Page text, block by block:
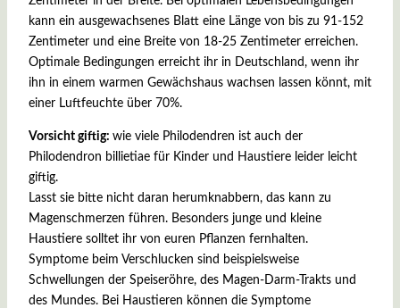
kann ein ausgewachsenes Blatt eine Länge von bis zu 91-152
Zentimeter und eine Breite von 18-25 Zentimeter erreichen.
Optimale Bedingungen erreicht ihr in Deutschland, wenn ihr
ihn in einem warmen Gewächshaus wachsen lassen könnt, mit
einer Luftfeuchte über 70%.
Vorsicht giftig: wie viele Philodendren ist auch der
Philodendron billietiae für Kinder und Haustiere leider leicht
giftig.
Lasst sie bitte nicht daran herumknabbern, das kann zu
Magenschmerzen führen. Besonders junge und kleine
Haustiere solltet ihr von euren Pflanzen fernhalten.
Symptome beim Verschlucken sind beispielsweise
Schwellungen der Speiseröhre, des Magen-Darm-Trakts und
des Mundes. Bei Haustieren können die Symptome